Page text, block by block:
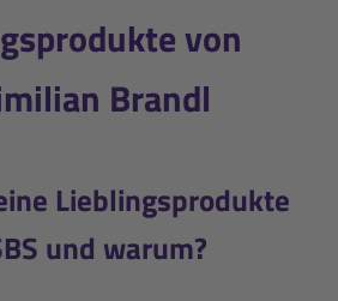
von
Brandl
Lieblingsprodukte
und warum?